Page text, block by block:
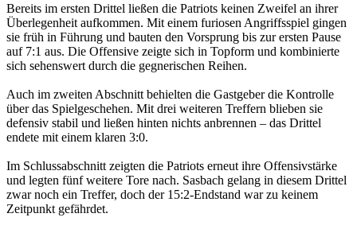
Bereits im ersten Drittel ließen die Patriots keinen Zweifel an ihrer
Überlegenheit aufkommen. Mit einem furiosen Angriffsspiel gingen
sie früh in Führung und bauten den Vorsprung bis zur ersten Pause
auf 7:1 aus. Die Offensive zeigte sich in Topform und kombinierte
sich sehenswert durch die gegnerischen Reihen.
Auch im zweiten Abschnitt behielten die Gastgeber die Kontrolle
über das Spielgeschehen. Mit drei weiteren Treffern blieben sie
defensiv stabil und ließen hinten nichts anbrennen – das Drittel
endete mit einem klaren 3:0.
Im Schlussabschnitt zeigten die Patriots erneut ihre Offensivstärke
und legten fünf weitere Tore nach. Sasbach gelang in diesem Drittel
zwar noch ein Treffer, doch der 15:2-Endstand war zu keinem
Zeitpunkt gefährdet.